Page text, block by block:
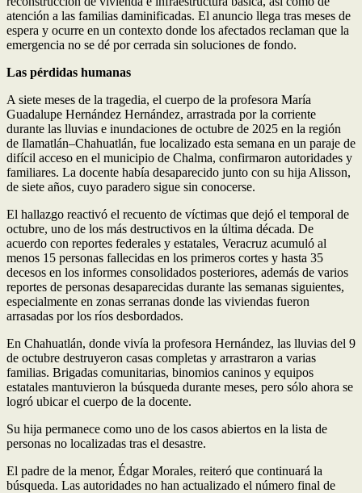
atención a las familias daminificadas. El anuncio llega tras meses de
espera y ocurre en un contexto donde los afectados reclaman que la
emergencia no se dé por cerrada sin soluciones de fondo.
Las pérdidas humanas
A siete meses de la tragedia, el cuerpo de la profesora María
Guadalupe Hernández Hernández, arrastrada por la corriente
durante las lluvias e inundaciones de octubre de 2025 en la región
de Ilamatlán–Chahuatlán, fue localizado esta semana en un paraje de
difícil acceso en el municipio de Chalma, confirmaron autoridades y
familiares. La docente había desaparecido junto con su hija Alisson,
de siete años, cuyo paradero sigue sin conocerse.
El hallazgo reactivó el recuento de víctimas que dejó el temporal de
octubre, uno de los más destructivos en la última década. De
acuerdo con reportes federales y estatales, Veracruz acumuló al
menos 15 personas fallecidas en los primeros cortes y hasta 35
decesos en los informes consolidados posteriores, además de varios
reportes de personas desaparecidas durante las semanas siguientes,
especialmente en zonas serranas donde las viviendas fueron
arrasadas por los ríos desbordados.
En Chahuatlán, donde vivía la profesora Hernández, las lluvias del 9
de octubre destruyeron casas completas y arrastraron a varias
familias. Brigadas comunitarias, binomios caninos y equipos
estatales mantuvieron la búsqueda durante meses, pero sólo ahora se
logró ubicar el cuerpo de la docente.
Su hija permanece como uno de los casos abiertos en la lista de
personas no localizadas tras el desastre.
El padre de la menor, Édgar Morales, reiteró que continuará la
búsqueda. Las autoridades no han actualizado el número final de